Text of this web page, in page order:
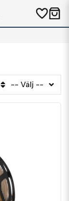
-- Välj --